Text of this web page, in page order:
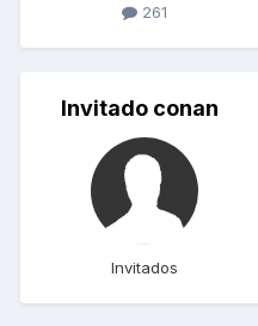
261
Invitado conan
Invitados